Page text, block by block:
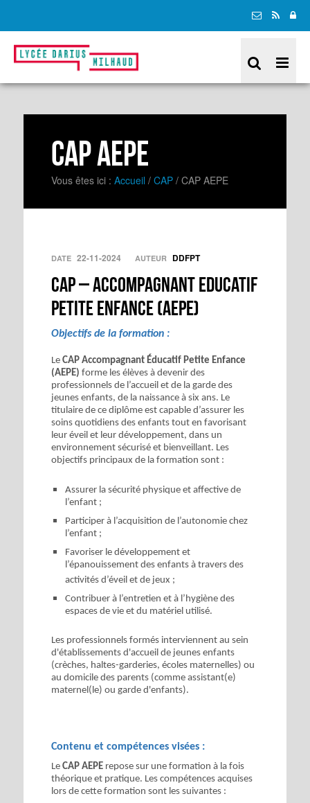
CAP AEPE
Vous êtes ici : Accueil / CAP / CAP AEPE
DATE 22-11-2024 AUTEUR DDFPT
CAP – Accompagnant Educatif
Petite Enfance (AEPE)
Objectifs de la formation :
Le CAP Accompagnant Éducatif Petite Enfance
(AEPE) forme les élèves à devenir des
professionnels de l’accueil et de la garde des
jeunes enfants, de la naissance à six ans. Le
titulaire de ce diplôme est capable d’assurer les
soins quotidiens des enfants tout en favorisant
leur éveil et leur développement, dans un
environnement sécurisé et bienveillant. Les
objectifs principaux de la formation sont :
Assurer la sécurité physique et affective de
l’enfant ;
Participer à l’acquisition de l’autonomie chez
l’enfant ;
Favoriser le développement et
l’épanouissement des enfants à travers des
activités d’éveil et de jeux ;
Contribuer à l’entretien et à l’hygiène des
espaces de vie et du matériel utilisé.
Les professionnels formés interviennent au sein
d'établissements d'accueil de jeunes enfants
(crèches, haltes-garderies, écoles maternelles) ou
au domicile des parents (comme assistant(e)
maternel(le) ou garde d'enfants).
Contenu et compétences visées :
Le CAP AEPE repose sur une formation à la fois
théorique et pratique. Les compétences acquises
lors de cette formation sont les suivantes :